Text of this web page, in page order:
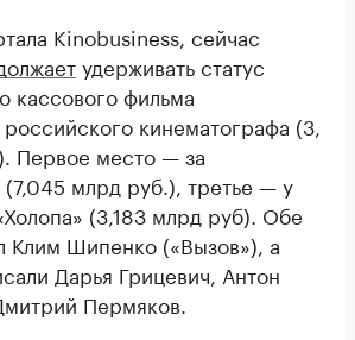
Kinobusiness, сейчас
удерживать статус
кассового фильма
кинематографа (3,
Первое место — за
млрд руб.), третье — у
(3,183 млрд руб). Обе
Клим Шипенко («Вызов»), а
Дарья Грицевич, Антон
Пермяков.